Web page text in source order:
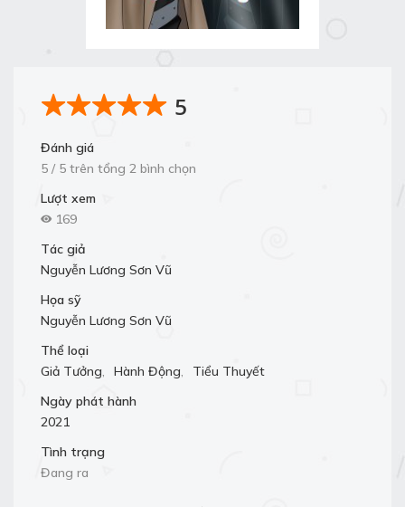
5
Đánh giá
5 / 5 trên tổng 2 bình chọn
Lượt xem
169
Tác giả
Nguyễn Lương Sơn Vũ
Họa sỹ
Nguyễn Lương Sơn Vũ
Thể loại
Giả Tưởng, Hành Động,
Tiểu Thuyết
Ngày phát hành
2021
Tình trạng
Đang ra